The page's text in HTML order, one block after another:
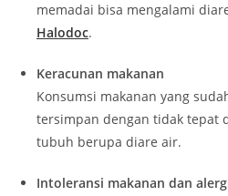
memadai bisa mengalami
Halodoc.
Keracunan makanan
Konsumsi makanan yang
tersimpan dengan tidak tepat
tubuh berupa diare air.
Intoleransi makanan dan